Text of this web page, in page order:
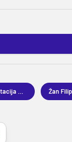
reprezentacija Obale Slonovače Žan